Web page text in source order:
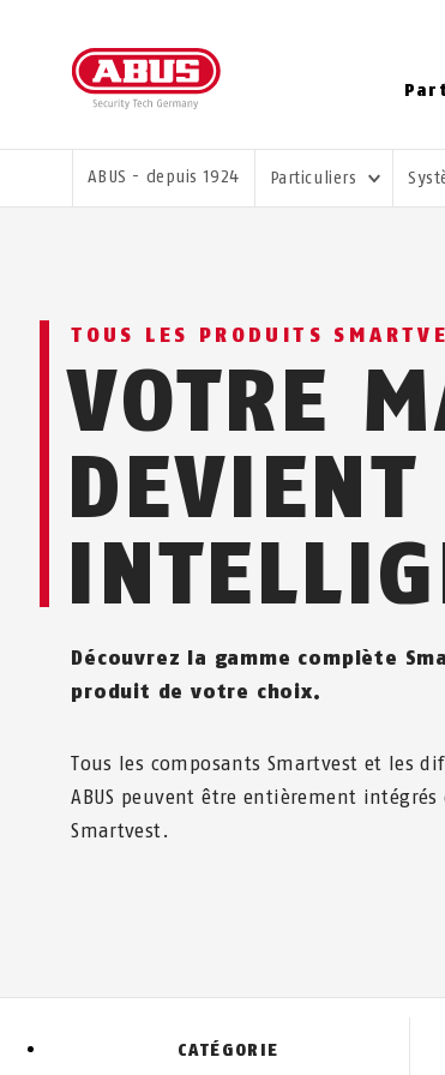
VOUS ÊTES ICI:
ABUS - depuis 1924 Particuliers
TOUS LES PRODUITS
VOTRE
DEVIENT
Découvrez la gamme complète
produit de votre choix.
Tous les composants Smartvest et les
ABUS peuvent être entièrement
Smartvest.
CATÉGORIE